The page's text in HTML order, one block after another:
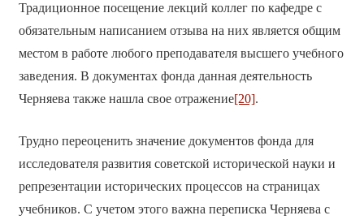
Традиционное посещение лекций коллег по кафедре с
обязательным написанием отзыва на них является общим
местом в работе любого преподавателя высшего учебного
заведения. В документах фонда данная деятельность
Черняева также нашла свое отражение[20].
Трудно переоценить значение документов фонда для
исследователя развития советской исторической науки и
репрезентации исторических процессов на страницах
учебников. С учетом этого важна переписка Черняева с